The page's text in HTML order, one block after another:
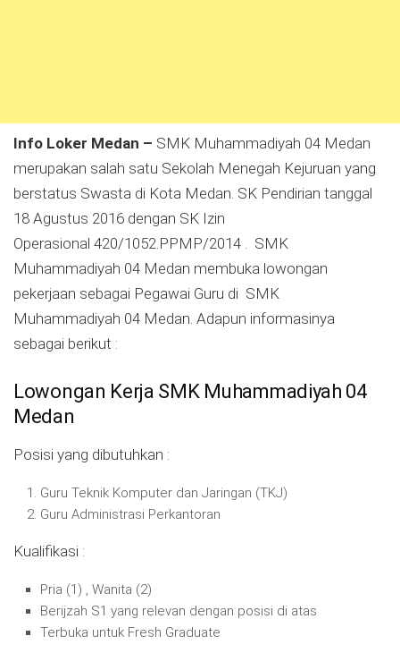
Info Loker Medan – SMK Muhammadiyah 04 Medan
merupakan salah satu Sekolah Menegah Kejuruan yang
berstatus Swasta di Kota Medan. SK Pendirian tanggal
18 Agustus 2016 dengan SK Izin
Operasional 420/1052.PPMP/2014 . SMK
Muhammadiyah 04 Medan membuka lowongan
pekerjaan sebagai Pegawai Guru di SMK
Muhammadiyah 04 Medan. Adapun informasinya
sebagai berikut :
Lowongan Kerja SMK Muhammadiyah 04
Medan
Posisi yang dibutuhkan :
Guru Teknik Komputer dan Jaringan (TKJ)
Guru Administrasi Perkantoran
Kualifikasi :
Pria (1) , Wanita (2)
Berijzah S1 yang relevan dengan posisi di atas
Terbuka untuk Fresh Graduate